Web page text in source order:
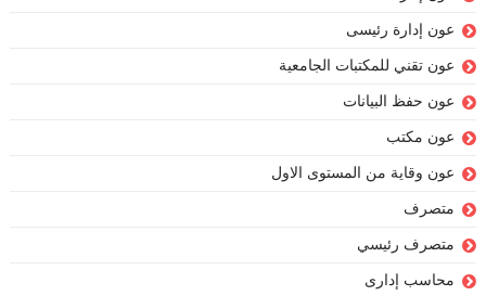
عون إدارة رئيسى
عون تقني للمكتبات الجامعية
عون حفظ البيانات
عون مكتب
عون وقاية من المستوى الاول
متصرف
متصرف رئيسي
محاسب إدارى